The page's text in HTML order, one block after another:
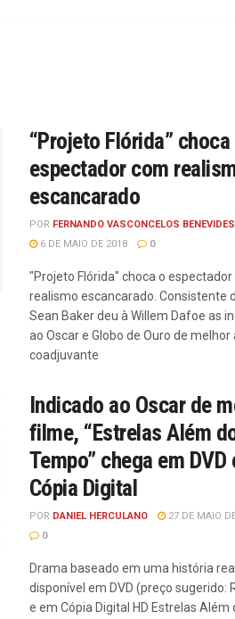
“Projeto Flórida” choca
espectador com
escancarado
POR FERNANDO VASCONCELOS BENEVIDES
6 DE MAIO DE 2018
0
"Projeto Flórida" choca o espectador
realismo escancarado. Consistente
Sean Baker deu à Willem Dafoe as
ao Oscar e Globo de Ouro de melhor
coadjuvante
Indicado ao Oscar de
filme, “Estrelas Além
Tempo” chega em DVD
Cópia Digital
POR DANIEL HERCULANO
27 DE MAIO
0
Drama baseado em uma história
disponível em DVD (preço sugerido:
e em Cópia Digital HD Estrelas Além